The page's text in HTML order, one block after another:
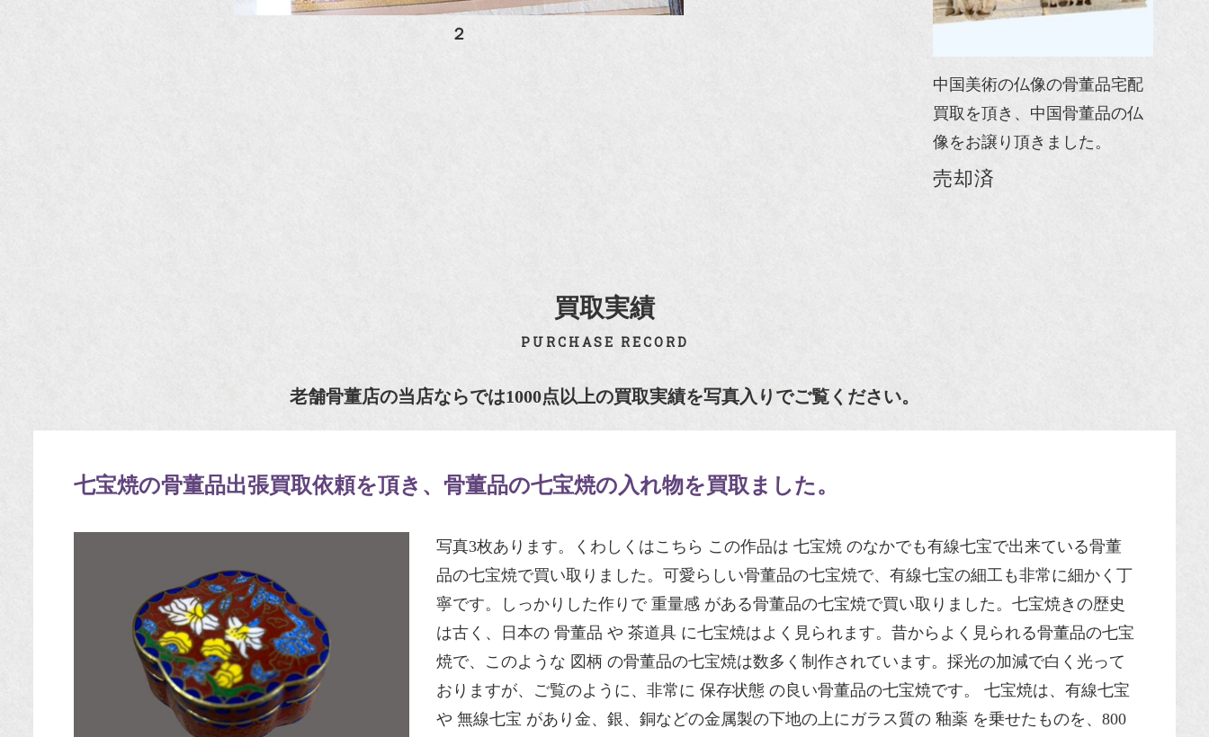
２
中国美術の仏像の骨董品宅配
買取を頂き、中国骨董品の仏
像をお譲り頂きました。
売却済
買取実績
PURCHASE RECORD
老舗骨董店の当店ならでは1000点以上の買取実績を写真入りでご覧ください。
七宝焼の骨董品出張買取依頼を頂き、骨董品の七宝焼の入れ物を買取ました。
写真3枚あります。くわしくはこちら この作品は 七宝焼 のなかでも有線七宝で出来ている骨董
品の七宝焼で買い取りました。可愛らしい骨董品の七宝焼で、有線七宝の細工も非常に細かく丁
寧です。しっかりした作りで 重量感 がある骨董品の七宝焼で買い取りました。七宝焼きの歴史
は古く、日本の 骨董品 や 茶道具 に七宝焼はよく見られます。昔からよく見られる骨董品の七宝
焼で、このような 図柄 の骨董品の七宝焼は数多く制作されています。採光の加減で白く光って
おりますが、ご覧のように、非常に 保存状態 の良い骨董品の七宝焼です。 七宝焼は、有線七宝
や 無線七宝 があり金、銀、銅などの金属製の下地の上にガラス質の 釉薬 を乗せたものを、800